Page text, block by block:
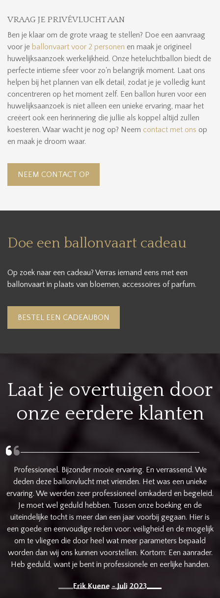
VRAAG JE PRIVÉVLUCHT AAN
Ben je klaar om de grote vraag te stellen? Doe een aanvraag
voor je ballonvaart voor 2 personen en maak je origineel
huwelijksaanzoek werkelijkheid. Onze heteluchtballon biedt de
perfecte intieme sfeer voor zo'n belangrijk moment. Laat ons
helpen bij het plannen van elk detail, zodat je je volledig kunt
concentreren op het moment zelf. Een ballon huren voor een
huwelijksaanzoek is niet alleen een unieke ervaring, maar het
creëert ook een herinnering die jullie als koppel altijd zullen
koesteren. Waar wacht je nog op? Neem contact met ons op
en maak je droom waar.
NEEM CONTACT OP
Doe een ballonvaart cadeau
Op zoek naar een cadeau? Verras iemand eens met een
ballonvaart in plaats van bloemen, accessoires of parfum.
BESTEL EEN CADEAUBON
Laat je overtuigen door
onze eerdere klanten
Samen met de dochter meegevlogen. Piloot neemt uitgebreid
zijn tijd om de dochter gerust te stellen en zorgde voor een
extra zachte landing. Geweldige ervaring, kan het iedereen
aanraden.
Stefanie - Juni 2020